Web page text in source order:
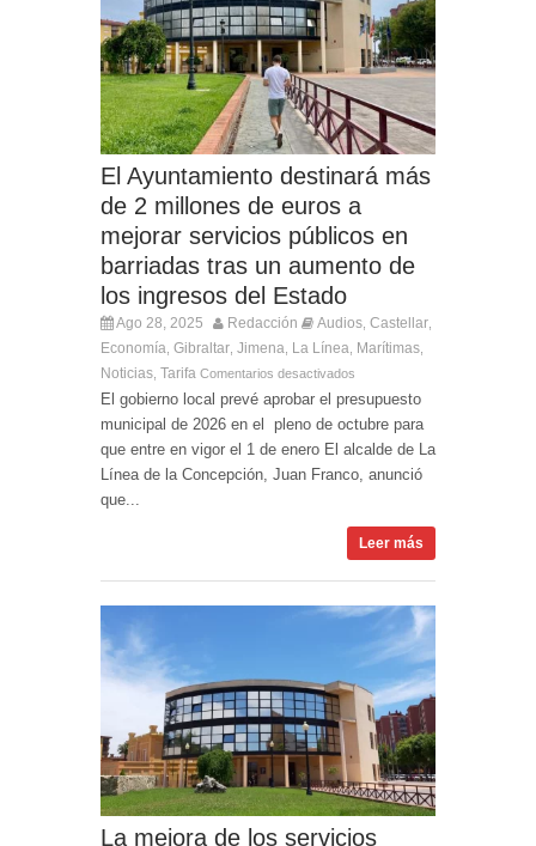
de Ultramar al inspector jubilado Xavi Buhagiar
Presentado el IV Torneo de Fútbol Senior Alcalde
de San Roque, que se disputa la semana
próxima
El Ayuntamiento destinará más
de 2 millones de euros a
mejorar servicios públicos en
barriadas tras un aumento de
los ingresos del Estado
Ago 28, 2025 Redacción Audios, Castellar,
Economía, Gibraltar, Jimena, La Línea, Marítimas,
Noticias, Tarifa Comentarios desactivados
El gobierno local prevé aprobar el presupuesto
municipal de 2026 en el pleno de octubre para
que entre en vigor el 1 de enero El alcalde de La
Línea de la Concepción, Juan Franco, anunció
que...
Leer más
La mejora de los servicios